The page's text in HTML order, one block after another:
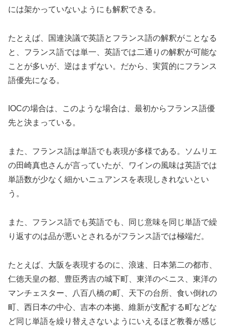
には架かっていないようにも解釈できる。
たとえば、国連決議で英語とフランス語の解釈がことなる
と、フランス語では単一、英語では二通りの解釈が可能な
ことが多いが、逆はまずない。だから、実質的にフランス
語優先になる。
IOCの場合は、このような場合は、最初からフランス語優
先と決まっている。
また、フランス語は単語でも表現が多様である。ソムリエ
の田崎真也さんが言っていたが、ワインの風味は英語では
単語数が少なく細かいニュアンスを表現しきれないとい
う。
また、フランス語でも英語でも、同じ意味を同じ単語で繰
り返すのは品が悪いとされるがフランス語では極端だ。
たとえば、大阪を表現するのに、浪速、日本第二の都市、
仁徳天皇の都、豊臣秀吉の城下町、東洋のベニス、東洋の
マンチェスター、八百八橋の町、天下の台所、食い倒れの
町、西日本の中心、吉本の本拠、維新が支配する町などな
ど同じ単語を繰り替えさないようにいえるほど教養が感じ